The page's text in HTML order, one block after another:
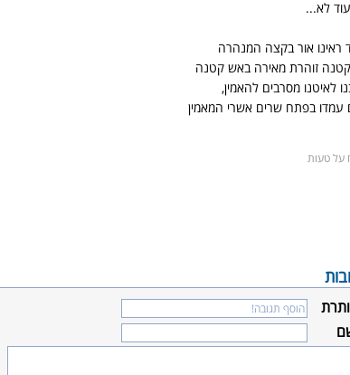
לא...
ראינו אור בקצה המנהרה
זוהרת מאירה באש קטנה
לאיטנו מסרבים להאמין,
עמדו בפתח שרים אשרי המאמין
על טעות